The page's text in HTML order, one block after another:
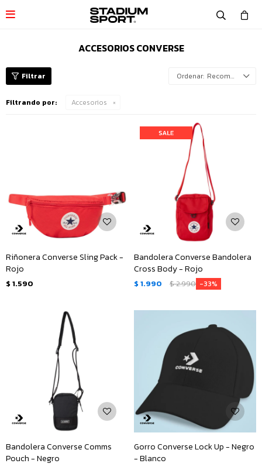

ACCESORIOS CONVERSE
Recomendados
Filtrando por: Accesorios
Riñonera Converse Sling Pack -
Rojo
$ 1.590
Bandolera Converse Bandolera
Cross Body - Rojo
$ 1.990 $2.990 33
Bandolera Converse Comms
Pouch - Negro
Gorro Converse Lock Up - Negro
- Blanco